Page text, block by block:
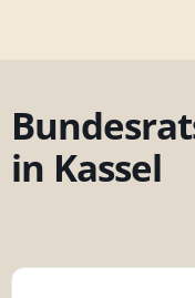
in Kassel